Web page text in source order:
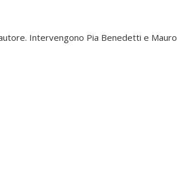
Intervengono Pia Benedetti e Mauro